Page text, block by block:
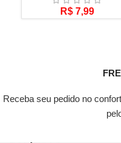
R$ 7,99
Receba seu pedido no